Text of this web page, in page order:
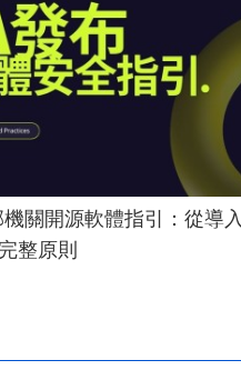
關開源軟體指引：從導入
整原則